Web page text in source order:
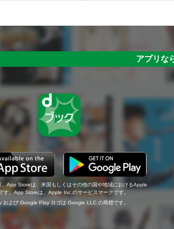
アプリな
App Storeは、米国もしくはその他の国や地域におけるApple
す。App Storeは、Apple Inc.のサービスマークです。
および Google Play ロゴは Google LLC の商標です。